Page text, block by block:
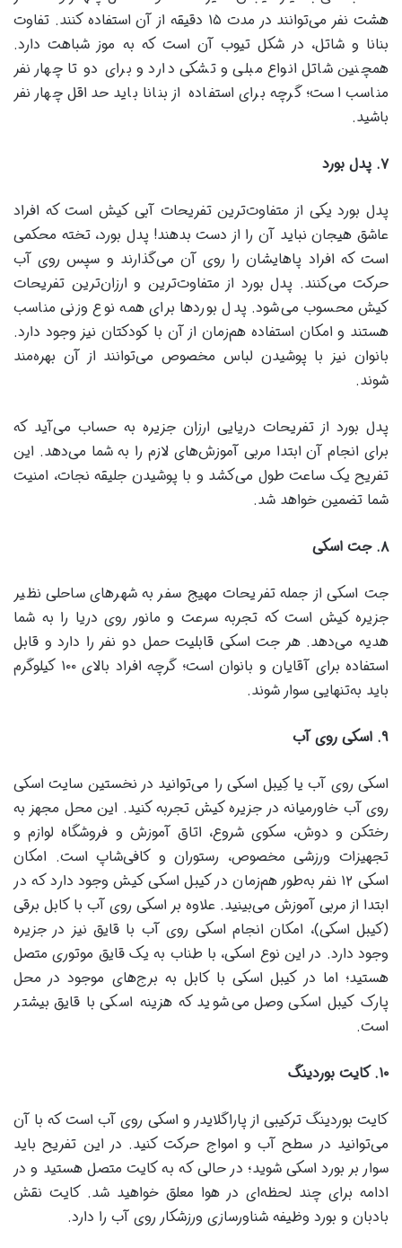
هشت نفر می‌توانند در مدت ۱۵ دقیقه از آن استفاده کنند. تفاوت
بنانا و شاتل، در شکل تیوب آن است که به موز شباهت دارد.
همچنین شاتل انواع مبلی و تشکی دارد و برای دو تا چهار نفر
مناسب است؛ گرچه برای استفاده از بنانا باید حداقل چهار نفر
باشید.
۷. پدل بورد
پدل بورد یکی از متفاوت‌ترین تفریحات آبی کیش است که افراد
عاشق هیجان نباید آن را از دست بدهند! پدل بورد، تخته محکمی
است که افراد پاهایشان را روی آن می‌گذارند و سپس روی آب
حرکت می‌کنند. پدل بورد از متفاوت‌ترین و ارزان‌ترین تفریحات
کیش محسوب می‌شود. پدل بوردها برای همه نوع وزنی مناسب
هستند و امکان استفاده هم‌زمان از آن با کودکتان نیز وجود دارد.
بانوان نیز با پوشیدن لباس مخصوص می‌توانند از آن بهره‌مند
شوند.
پدل بورد از تفریحات دریایی ارزان جزیره به حساب می‌آید که
برای انجام آن ابتدا مربی آموزش‌های لازم را به شما می‌دهد. این
تفریح یک ساعت طول می‌کشد و با پوشیدن جلیقه نجات، امنیت
شما تضمین خواهد شد.
۸.جت اسکی
جت اسکی از جمله تفریحات مهیج سفر به شهرهای ساحلی نظیر
جزیره کیش است که تجربه سرعت و مانور روی دریا را به شما
هدیه می‌دهد. هر جت اسکی قابلیت حمل دو نفر را دارد و قابل
استفاده برای آقایان و بانوان است؛ گرچه افراد بالای ۱۰۰ کیلوگرم
باید به‌تنهایی سوار شوند.
۹. اسکی روی آب
اسکی روی آب یا کِیبل اسکی را می‌توانید در نخستین سایت اسکی
روی آب خاورمیانه در جزیره‌ کیش تجربه کنید. این محل مجهز به
رختکن و دوش، سکوی شروع، اتاق آموزش و فروشگاه لوازم و
تجهیزات ورزشی مخصوص، رستوران و کافی‌شاپ است. امکان
اسکی ۱۲ نفر به‌طور هم‌زمان در کیبل اسکی کیش وجود دارد که در
ابتدا از مربی آموزش می‌بینید. علاوه بر اسکی روی آب با کابل برقی
(کیبل اسکی)، امکان انجام اسکی روی آب با قایق نیز در جزیره
وجود دارد. در این نوع اسکی، با طناب به یک قایق موتوری متصل
هستید؛ اما در کیبل اسکی با کابل به برج‌های موجود در محل
پارک کیبل اسکی وصل می‌شوید که هزینه اسکی با قایق بیشتر
است.
۱۰.کایت بوردینگ
کایت بوردینگ ترکیبی از پاراگلایدر و اسکی روی آب است که با آن
می‌توانید در سطح آب و امواج حرکت کنید. در این تفریح باید
سوار بر بورد اسکی شوید؛ در حالی که به کایت متصل هستید و در
ادامه برای چند لحظه‌ای در هوا معلق خواهید شد. کایت نقش
بادبان و بورد وظیفه شناورسازی ورزشکار روی آب را دارد.